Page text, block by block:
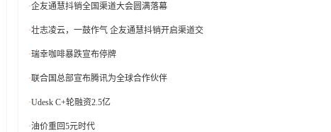
·企友通慧抖销全国渠道大会圆满落幕
·壮志凌云，一鼓作气 企友通慧抖销开启渠道交
流大会
·瑞幸咖啡暴跌宣布停牌
·联合国总部宣布腾讯为全球合作伙伴
·Udesk C+轮融资2.5亿
·油价重回5元时代